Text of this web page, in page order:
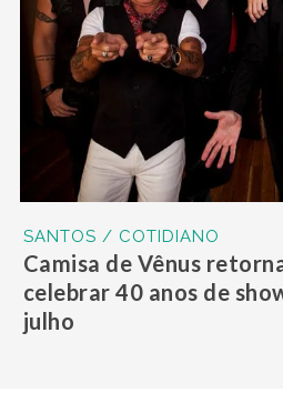
SANTOS / COTIDIANO
Camisa de Vênus
celebrar 40 anos de
julho